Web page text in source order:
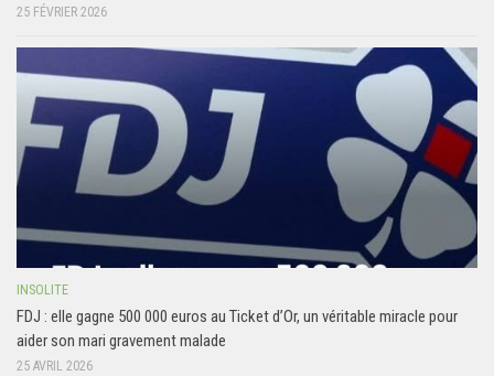
25 FÉVRIER 2026
INSOLITE
FDJ : elle gagne 500 000 euros au Ticket d’Or, un véritable miracle pour
aider son mari gravement malade
25 AVRIL 2026